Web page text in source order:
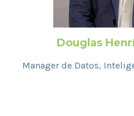
Douglas
Manager de Datos,